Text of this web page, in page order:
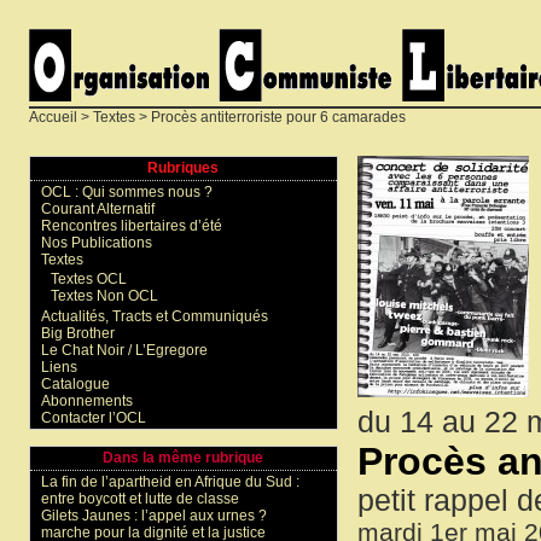
Accueil > Textes > Procès antiterroriste pour 6 camarades
du 14 au 22
Procès
petit rappel
mardi 1er mai
Rubriques
OCL : Qui sommes nous ?
Courant Alternatif
Rencontres libertaires d’été
Nos Publications
Textes
Textes OCL
Textes Non OCL
Actualités, Tracts et Communiqués
Big Brother
Le Chat Noir / L’Egregore
Liens
Catalogue
Abonnements
Contacter l’OCL
Dans la même rubrique
La fin de l’apartheid en Afrique du Sud :
entre boycott et lutte de classe
Gilets Jaunes : l’appel aux urnes ?
marche pour la dignité et la justice